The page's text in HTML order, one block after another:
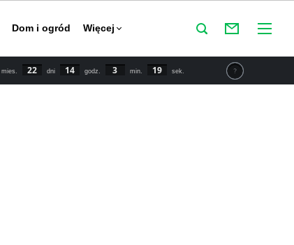
Dom i ogród Więcej
mies. 22 dni 14 godz. 3 min. 18 sek.